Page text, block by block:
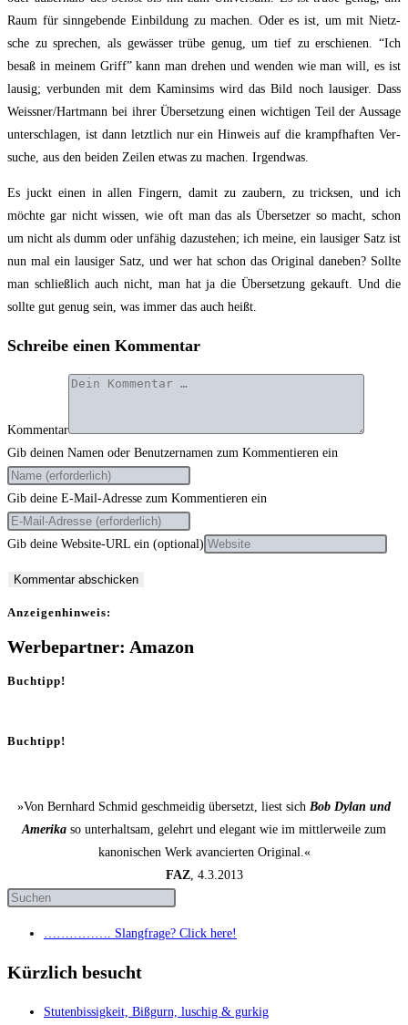
Raum für sinn­ge­ben­de Ein­bil­dung zu machen. Oder es ist, um mit Nietz­
sche zu spre­chen, als gewäs­ser trü­be genug, um tief zu erschie­nen. “Ich
besaß in mei­nem Griff” kann man dre­hen und wen­den wie man will, es ist
lau­sig; ver­bun­den mit dem Kamin­sims wird das Bild noch lau­si­ger. Dass
Weissner/Hartmann bei ihrer Über­set­zung einen wich­ti­gen Teil der Aus­sa­ge
unter­schla­gen, ist dann letzt­lich nur ein Hin­weis auf die krampf­haf­ten Ver­
su­che, aus den bei­den Zei­len etwas zu machen. Irgendwas.
Es juckt einen in allen Fin­gern, damit zu zau­bern, zu trick­sen, und ich
möch­te gar nicht wis­sen, wie oft man das als Über­set­zer so macht, schon
um nicht als dumm oder unfä­hig dazu­ste­hen; ich mei­ne, ein lau­si­ger Satz ist
nun mal ein lau­si­ger Satz, und wer hat schon das Ori­gi­nal dane­ben? Soll­te
man schließ­lich auch nicht, man hat ja die Über­set­zung gekauft. Und die
soll­te gut genug sein, was immer das auch heißt.
Schreibe einen Kommentar
Kommentar
Gib deinen Namen oder Benutzernamen zum Kommentieren ein
Gib deine E-Mail-Adresse zum Kommentieren ein
Gib deine Website-URL ein (optional)
Anzei­gen­hin­weis:
Werbepartner: Amazon
Buchtipp!
Buchtipp!
»Von Bernhard Schmid geschmeidig übersetzt, liest sich Bob Dylan und
Amerika so unterhaltsam, gelehrt und elegant wie im mittlerweile zum
kanonischen Werk avancierten Original.«
FAZ, 4.3.2013
……………. Slang­fra­ge? Click here!
Kürzlich besucht
Stu­ten­bis­sig­keit, Biß­gurn, luschig & gurkig